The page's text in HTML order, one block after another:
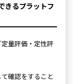
きるプラットフ
量評価・定性評
確認をすること